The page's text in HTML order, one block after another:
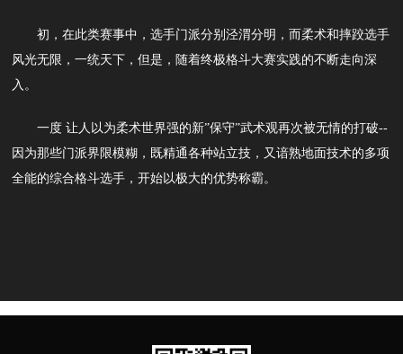
初，在此类赛事中，选手门派分别泾渭分明，而柔术和摔跤选手
风光无限，一统天下，但是，随着终极格斗大赛实践的不断走向深
入。
一度 让人以为柔术世界强的新”保守”武术观再次被无情的打破--
因为那些门派界限模糊，既精通各种站立技，又谙熟地面技术的多项
全能的综合格斗选手，开始以极大的优势称霸。